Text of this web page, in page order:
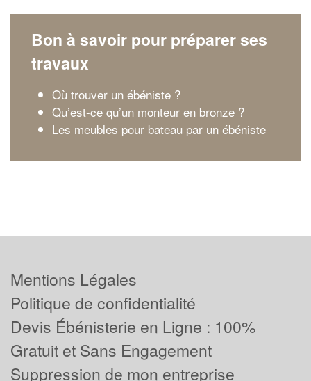
Bon à savoir pour préparer ses
travaux
Où trouver un ébéniste ?
Qu’est-ce qu’un monteur en bronze ?
Les meubles pour bateau par un ébéniste
Mentions Légales
Politique de confidentialité
Devis Ébénisterie en Ligne : 100%
Gratuit et Sans Engagement
Suppression de mon entreprise